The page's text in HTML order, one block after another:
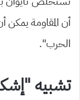
أن المقاومة
الحرب”.
تشبيه